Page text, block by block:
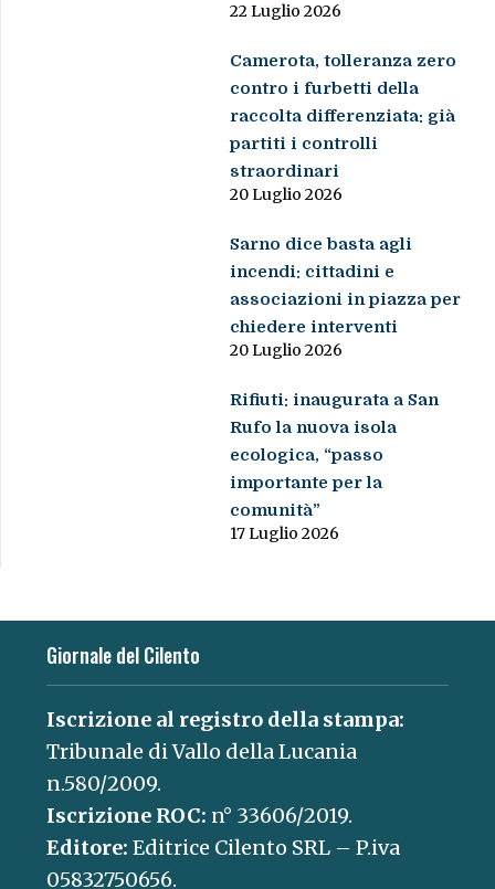
22 Luglio 2026
Camerota, tolleranza zero
contro i furbetti della
raccolta differenziata: già
partiti i controlli
straordinari
20 Luglio 2026
Sarno dice basta agli
incendi: cittadini e
associazioni in piazza per
chiedere interventi
20 Luglio 2026
Rifiuti: inaugurata a San
Rufo la nuova isola
ecologica, “passo
importante per la
comunità”
17 Luglio 2026
Giornale del Cilento
Iscrizione al registro della stampa:
Tribunale di Vallo della Lucania
n.580/2009.
Iscrizione ROC: n° 33606/2019.
Editore: Editrice Cilento SRL – P.iva
05832750656.